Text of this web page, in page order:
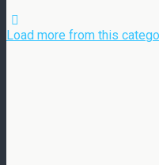
Load more from this